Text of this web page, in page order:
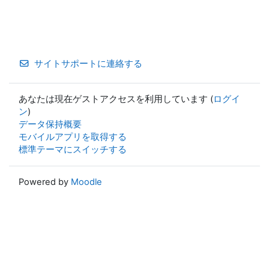
サイトサポートに連絡する
あなたは現在ゲストアクセスを利用しています (ログイ
ン)
データ保持概要
モバイルアプリを取得する
標準テーマにスイッチする
Powered by Moodle